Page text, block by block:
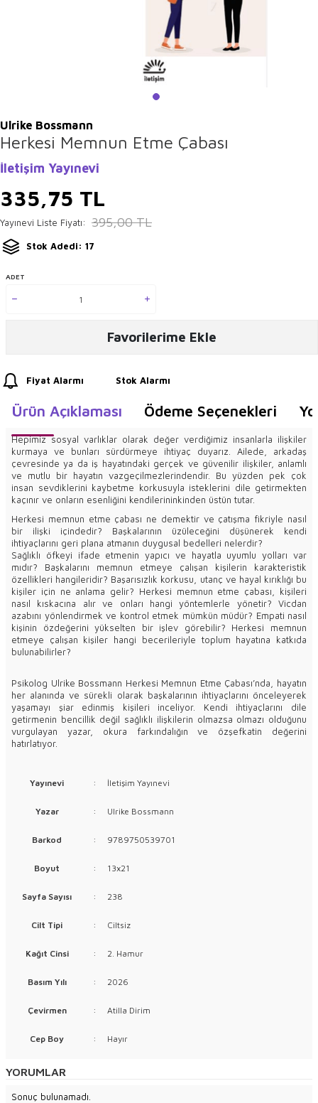
Ulrike Bossmann
Herkesi Memnun Etme Çabası
İletişim Yayınevi
335,75 TL
Yayınevi Liste Fiyatı: 395,00TL
Stok Adedi: 17
ADET
Favorilerime Ekle
Fiyat Alarmı Stok Alarmı
Ürün Açıklaması Ödeme Seçenekleri
Hepimiz sosyal varlıklar olarak değer verdiğimiz insanlarla ilişkiler
kurmaya ve bunları sürdürmeye ihtiyaç duyarız. Ailede, arkadaş
çevresinde ya da iş hayatındaki gerçek ve güvenilir ilişkiler, anlamlı
ve mutlu bir hayatın vazgeçilmezlerindendir. Bu yüzden pek çok
insan sevdiklerini kaybetme korkusuyla isteklerini dile getirmekten
kaçınır ve onların esenliğini kendilerininkinden üstün tutar.
Herkesi memnun etme çabası ne demektir ve çatışma fikriyle nasıl
bir ilişki içindedir? Başkalarının üzüleceğini düşünerek kendi
ihtiyaçlarını geri plana atmanın duygusal bedelleri nelerdir?
Sağlıklı öfkeyi ifade etmenin yapıcı ve hayatla uyumlu yolları var
mıdır? Başkalarını memnun etmeye çalışan kişilerin karakteristik
özellikleri hangileridir? Başarısızlık korkusu, utanç ve hayal kırıklığı bu
kişiler için ne anlama gelir? Herkesi memnun etme çabası, kişileri
nasıl kıskacına alır ve onları hangi yöntemlerle yönetir? Vicdan
azabını yönlendirmek ve kontrol etmek mümkün müdür? Empati nasıl
kişinin özdeğerini yükselten bir işlev görebilir? Herkesi memnun
etmeye çalışan kişiler hangi becerileriyle toplum hayatına katkıda
bulunabilirler?
Psikolog Ulrike Bossmann Herkesi Memnun Etme Çabası’nda, hayatın
her alanında ve sürekli olarak başkalarının ihtiyaçlarını önceleyerek
yaşamayı şiar edinmiş kişileri inceliyor. Kendi ihtiyaçlarını dile
getirmenin bencillik değil sağlıklı ilişkilerin olmazsa olmazı olduğunu
vurgulayan yazar, okura farkındalığın ve özşefkatin değerini
hatırlatıyor.
Yayınevi : İletişim Yayınevi
Yazar : Ulrike Bossmann
Barkod : 9789750539701
Boyut : 13x21
Sayfa Sayısı : 238
Cilt Tipi : Ciltsiz
Kağıt Cinsi : 2. Hamur
Basım Yılı : 2026
Çevirmen : Atilla Dirim
Cep Boy : Hayır
YORUMLAR
Sonuç bulunamadı.